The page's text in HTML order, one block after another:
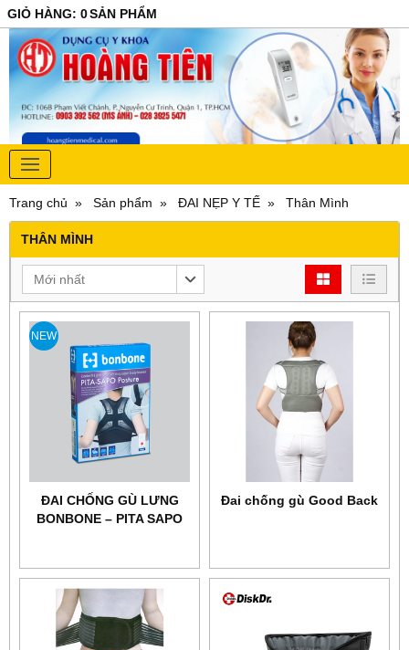
GIỎ HÀNG: 0SẢN PHẨM
Trang chủ Sản phẩm ĐAI NẸP Y TẾ Thân Mình
THÂN MÌNH
Mới nhất
NEW
ĐAI CHỐNG GÙ LƯNG
BONBONE – PITA SAPO
Đai chống gù Good Back